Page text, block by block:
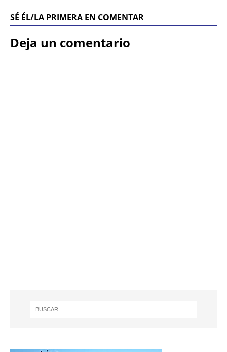
SÉ ÉL/LA PRIMERA EN COMENTAR
Deja un comentario